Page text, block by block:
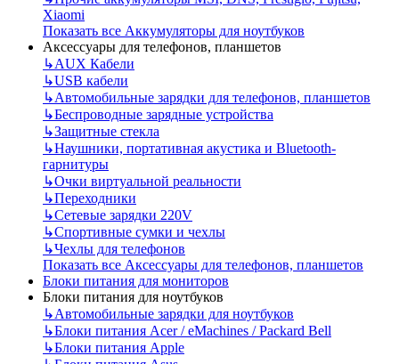
Xiaomi
Показать все Аккумуляторы для ноутбуков
Аксессуары для телефонов, планшетов
↳AUX Кабели
↳USB кабели
↳Автомобильные зарядки для телефонов, планшетов
↳Беспроводные зарядные устройства
↳Защитные стекла
↳Наушники, портативная акустика и Bluetooth-
гарнитуры
↳Очки виртуальной реальности
↳Переходники
↳Сетевые зарядки 220V
↳Спортивные сумки и чехлы
↳Чехлы для телефонов
Показать все Аксессуары для телефонов, планшетов
Блоки питания для мониторов
Блоки питания для ноутбуков
↳Автомобильные зарядки для ноутбуков
↳Блоки питания Acer / eMachines / Packard Bell
↳Блоки питания Apple